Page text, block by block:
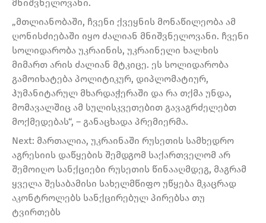
მნიშვნელოვანი.
„მთლიანობაში, ჩვენი ქვეყნის მონაწილეობა ამ
ღონისძიებაში იყო ძალიან მნიშვნელოვანი. ჩვენი
სოლიდარობა უკრაინის, უკრაინელი ხალხის
მიმართ არის ძალიან მტკიცე. ეს სოლიდარობა
გამოიხატება პოლიტიკურ, დიპლომატიურ,
ჰუმანიტარულ მხარდაჭერაში და რა თქმა უნდა,
მომავალშიც ამ სულისკვეთებით გავაგრძელებთ
მოქმედებას“, – განაცხადა პრემიერმა.
Next: მართალია, უკრაინაში რუსეთის სამხედრო
აგრესიის დაწყების შემდგომ საქართველომ არ
შემოიღო სანქციები რუსეთის წინააღმდეგ, მაგრამ
ყველა შესაბამისი სახელმწიფო უწყება მკაცრად
აკონტროლებს სანქცირებულ პირებსა თუ
ტვირთებს